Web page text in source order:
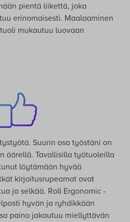
pientä liikettä, joka
erinomaisesti. Maalaaminen
mukautuu luovaan
Suurin osa työstäni on
äärellä. Tavallisilla työtuoleilla
löytämään hyvää
kirjoitusrupeamat ovat
ja selkää. Roll Ergonomic -
hyvän ja ryhdikkään
paino jakautuu miellyttävän